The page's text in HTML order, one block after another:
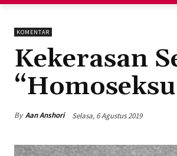
KOMENTAR
Kekerasan
By Aan Anshori Selasa, 6 Agustus 2019